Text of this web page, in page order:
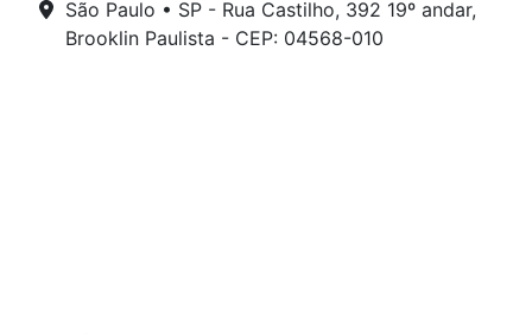
São Paulo • SP - Rua Castilho, 392 19º andar,
Brooklin Paulista - CEP: 04568-010